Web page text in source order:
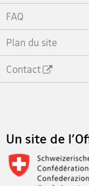
FAQ
Plan du site
Contact
Un site de